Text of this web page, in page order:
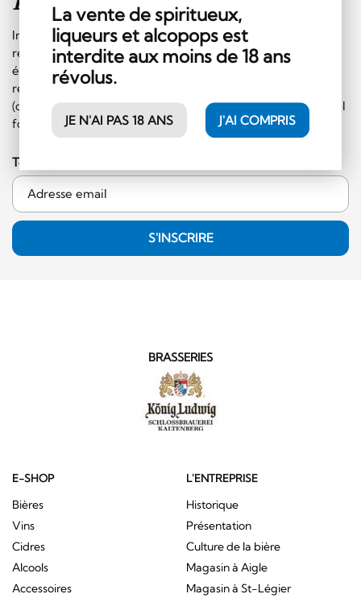
La vente de spiritueux,
liqueurs et alcopops est
interdite aux moins de 18 ans
révolus.
JE N'AI PAS 18 ANS J'AI COMPRIS
Inscrivez-vous sans plus tarder à notre newsletter et
recevez régulièrement les informations sur les
événements et les offres spéciales. En plus, vous
recevrez un bon de CHF 10.- à faire valoir sur le shop
(commande minimale de 50.- CHF et hors catégorie alcool
fort)!
Ton adresse email
S'INSCRIRE
BRASSERIES
E-SHOP
Bières
Vins
Cidres
Alcools
Accessoires
L'ENTREPRISE
Historique
Présentation
Culture de la bière
Magasin à Aigle
Magasin à St-Légier